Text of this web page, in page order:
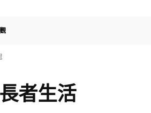
付體系的深遠影響
者生活